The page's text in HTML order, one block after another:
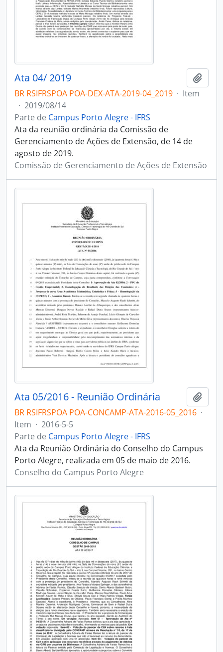
Ata 04/ 2019
BR RSIFRSPOA POA-DEX-ATA-2019-04_2019 · Item
· 2019/08/14
Parte de Campus Porto Alegre - IFRS
Ata da reunião ordinária da Comissão de
Gerenciamento de Ações de Extensão, de 14 de
agosto de 2019.
Comissão de Gerenciamento de Ações de Extensão
Ata 05/2016 - Reunião Ordinária
BR RSIFRSPOA POA-CONCAMP-ATA-2016-05_2016 ·
Item · 2016-5-5
Parte de Campus Porto Alegre - IFRS
Ata da Reunião Ordinária do Conselho do Campus
Porto Alegre, realizada em 05 de maio de 2016.
Conselho do Campus Porto Alegre